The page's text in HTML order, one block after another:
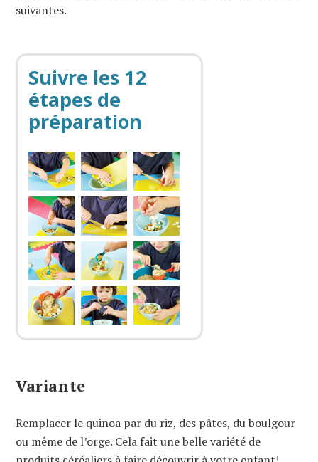
suivantes.
Suivre les 12
étapes de
préparation
Variante
Remplacer le quinoa par du riz, des pâtes, du boulgour
ou même de l’orge. Cela fait une belle variété de